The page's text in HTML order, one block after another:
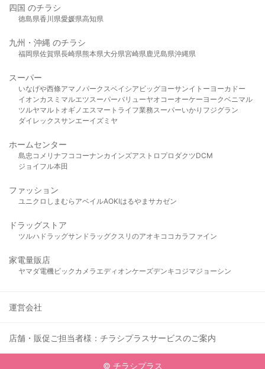
四国 のチラシ
徳島県香川県愛媛県高知県
九州・沖縄 のチラシ
福岡県佐賀県長崎県熊本県大分県宮崎県 鹿児島県沖縄県
スーパー
いなげや西條アマノパークスベイシア ビッグヨーサンイトーヨーカドー
イオンカスミ マルエツ スーパーバリューヤオコーオーケー ヨークベニマル
ツルヤマルト オギノ エスマート ライフ業務スーパーいかり フジグラン
ダイレックスサンエーイズミヤ
ホームセンター
島忠 コメリ ナフコ コーナンカインズアストロプロダクツDCM
ジョイフル本田
ファッション
ユニクロ しまむら アベイルAOKIはるやま サカゼン
ドラッグストア
ツルハドラッグサンドラッグクスリのアオキ ココカラファイン
家電量販店
ヤマダ電機ビックカメラ エディオンケーズデンキ コジマジョーシン
運営会社
店舗・販促ご担当者様：チラシプラスサービスのご案内
© チラシプラス